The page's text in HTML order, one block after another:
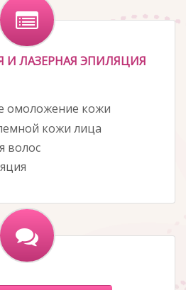
И ЛАЗЕРНАЯ ЭПИЛЯЦИЯ
омоложение кожи
кожи лица
волос